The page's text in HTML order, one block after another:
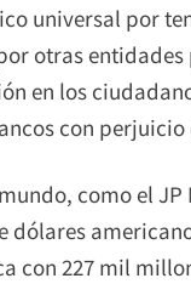
universal por
otras
en los
con
como el JP
con 227 mil